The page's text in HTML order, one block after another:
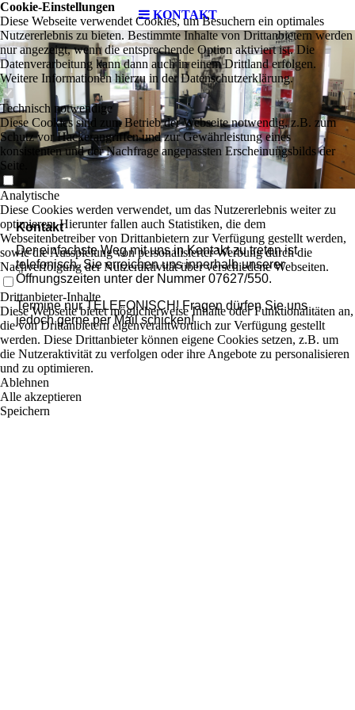
KONTAKT
Kontakt
Der einfachste Weg mit uns in Kontakt zu treten ist
telefonisch. Sie erreichen uns innerhalb unserer
Öffnungszeiten unter der Nummer 07627/550.
Termine nur TELEFONISCH! Fragen dürfen Sie uns
jedoch gerne per Mail schicken!
Cookie-Einstellungen
Diese Webseite verwendet Cookies, um Besuchern ein optimales
Nutzererlebnis zu bieten. Bestimmte Inhalte von Drittanbietern werden
nur angezeigt, wenn die entsprechende Option aktiviert ist. Die
Datenverarbeitung kann dann auch in einem Drittland erfolgen.
Weitere Informationen hierzu in der Datenschutzerklärung.
Technisch notwendige
Diese Cookies sind zum Betrieb der Webseite notwendig, z.B. zum
Schutz vor Hackerangriffen und zur Gewährleistung eines
konsistenten und der Nachfrage angepassten Erscheinungsbilds der
Seite.
Analytische
Diese Cookies werden verwendet, um das Nutzererlebnis weiter zu
optimieren. Hierunter fallen auch Statistiken, die dem
Webseitenbetreiber von Drittanbietern zur Verfügung gestellt werden,
sowie die Ausspielung von personalisierter Werbung durch die
Nachverfolgung der Nutzeraktivität über verschiedene Webseiten.
Drittanbieter-Inhalte
Diese Webseite bietet möglicherweise Inhalte oder Funktionalitäten an,
die von Drittanbietern eigenverantwortlich zur Verfügung gestellt
werden. Diese Drittanbieter können eigene Cookies setzen, z.B. um
die Nutzeraktivität zu verfolgen oder ihre Angebote zu personalisieren
und zu optimieren.
Ablehnen
Alle akzeptieren
Speichern